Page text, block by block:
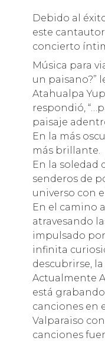
Debido al éxito del primer concierto,
este
concierto
Música para
un paisano?”
Atahualpa
respondió,
paisaje
En la más
más brillante.
En la soledad
senderos de
universo con
En el camino
atravesando
impulsado
infinita
descubrirse,
Actualmente
está
canciones en
Valparaiso
canciones